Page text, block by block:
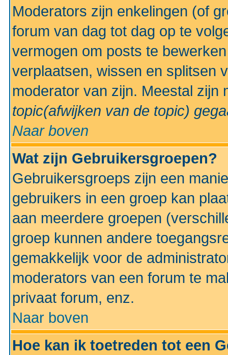
Moderators zijn enkelingen (of
forum van dag tot dag op te
vermogen om posts te
verplaatsen, wissen en splitsen
moderator van zijn. Meestal
topic(afwijken van de topic)
Naar boven
Wat zijn Gebruikersgroepen?
Gebruikersgroeps zijn een
gebruikers in een groep kan
aan meerdere groepen
groep kunnen andere
gemakkelijk voor de
moderators van een forum te
privaat forum, enz.
Naar boven
Hoe kan ik toetreden tot een